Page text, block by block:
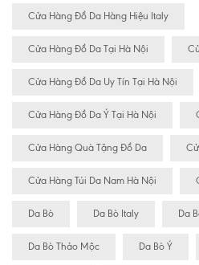
Cửa Hàng Đồ Da Hàng Hiệu Italy
Cửa Hàng Đồ Da Tại Hà Nội
Cửa Hàng Đồ Da Uy Tín Tại Hà Nội
Cửa Hàng Đồ Da Ý Tại Hà Nội
Cửa Hàng Quà Tặng Đồ Da
Cửa Hàng Túi Da Nam Hà Nội
Da Bò Da Bò Italy Da
Da Bò Thảo Mộc Da Bò Ý